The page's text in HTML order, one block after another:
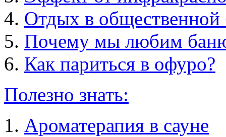
Отдых в общественной
Почему мы любим
Как париться в офуро?
Полезно знать:
Ароматерапия в сауне